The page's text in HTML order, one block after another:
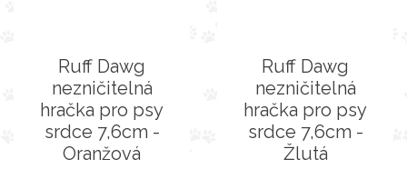
Ruff Dawg
nezničitelná
hračka pro psy
srdce 7,6cm -
Oranžová
Ruff Dawg
nezničitelná
hračka pro psy
srdce 7,6cm -
Žlutá